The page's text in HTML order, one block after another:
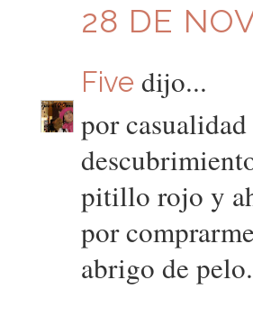
28 DE
Five dijo...
por
pitillo rojo y
por
abrigo de pelo.